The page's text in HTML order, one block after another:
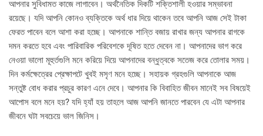
আপনার সুবিধামত কাজে লাগাবেন। অর্থনৈতিক দিকটি শক্তিশালী হওয়ার সম্ভাবনা
রয়েছে। যদি আপনি কোনও ব্যক্তিকে অর্থ ধার দিয়ে থাকেন তবে আপনি আজ সেই টাকা
ফেরত পাবেন বলে আশা করা হচ্ছে। আপনাকে শান্তি বজায় রাখার জন্য আপনার রাগকে
দমন করতে হবে এবং পারিবারিক পরিবেশকে দূষিত হতে দেবেন না। আপনাদের ভাগ করে
নেওয়া ভালো মূহুর্তগুলি মনে করিয়ে দিয়ে আপনাদের বন্ধুত্বকে সতেজ করে তোলার সময়।
দিন কর্মক্ষেত্রের প্রেক্ষাপটে খুবই মসৃণ মনে হচ্ছে। সহায়ক গ্রহগুলি আপনাকে আজ
সন্তুষ্ট বোধ করার প্রচুর কারণ এনে দেবে। আপনার কি বিবাহিত জীবন মানেই সব বিষয়েই
আপোস বলে মনে হয়? যদি হ্যাঁ হয় তাহলে আজ আপনি জানতে পারবেন যে এটা আপনার
জীবনে ঘটা সবচেয়ে ভাল জিনিস।